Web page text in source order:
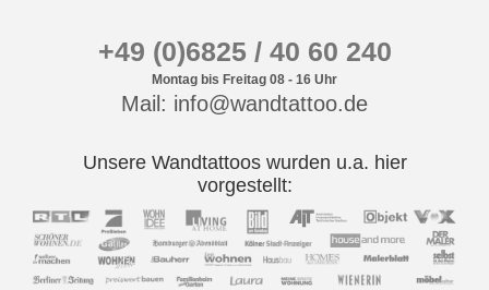
+49 (0)6825 / 40 60 240
Montag bis Freitag 08 - 16 Uhr
Mail: info@wandtattoo.de
Unsere Wandtattoos wurden u.a. hier
vorgestellt: